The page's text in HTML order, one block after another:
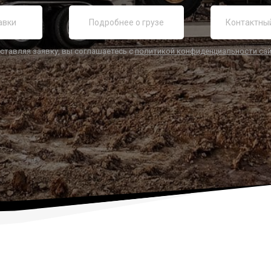
заявку, вы соглашаетесь сполитикой конфиденциальности